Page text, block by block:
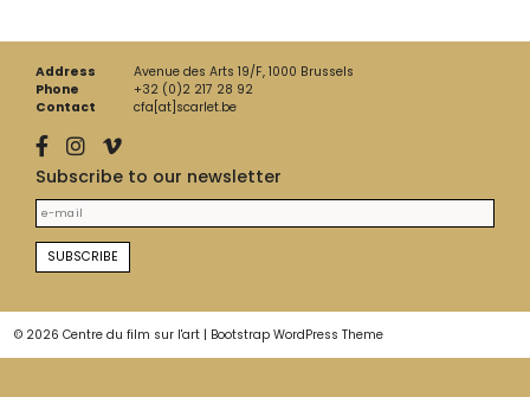
Address
Avenue des Arts 19/F, 1000 Brussels
Phone
+32 (0)2 217 28 92
Contact
cfa[at]scarlet.be
Subscribe to our newsletter
© 2026 Centre du film sur l'art | Bootstrap WordPress Theme